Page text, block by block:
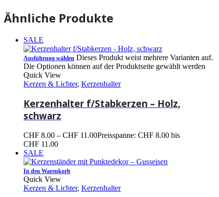
Ähnliche Produkte
SALE
Ausführung wählen Dieses Produkt weist mehrere Varianten auf.
Die Optionen können auf der Produktseite gewählt werden
Quick View
Kerzen & Lichter, Kerzenhalter
Kerzenhalter f/Stabkerzen – Holz,
schwarz
CHF 8.00 – CHF 11.00Preisspanne: CHF 8.00 bis
CHF 11.00
SALE
In den Warenkorb
Quick View
Kerzen & Lichter, Kerzenhalter